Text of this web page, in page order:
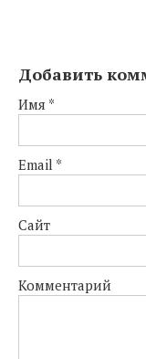
Добавить
Имя *
Email *
Сайт
Комментарий